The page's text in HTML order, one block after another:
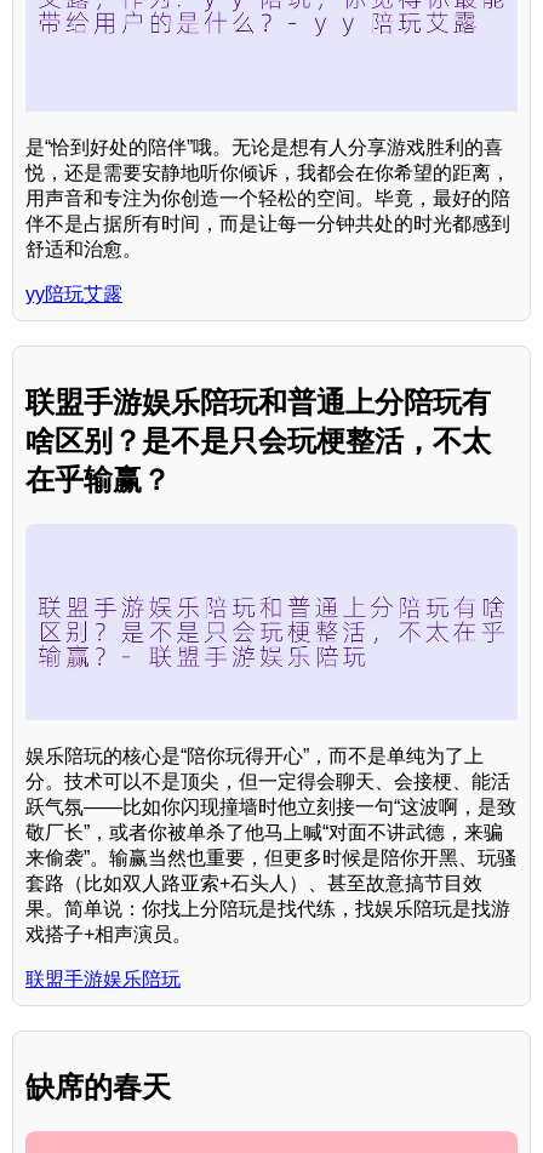
是“恰到好处的陪伴”哦。无论是想有人分享游戏胜利的喜
悦，还是需要安静地听你倾诉，我都会在你希望的距离，
用声音和专注为你创造一个轻松的空间。毕竟，最好的陪
伴不是占据所有时间，而是让每一分钟共处的时光都感到
舒适和治愈。
yy陪玩艾露
联盟手游娱乐陪玩和普通上分陪玩有
啥区别？是不是只会玩梗整活，不太
在乎输赢？
娱乐陪玩的核心是“陪你玩得开心”，而不是单纯为了上
分。技术可以不是顶尖，但一定得会聊天、会接梗、能活
跃气氛——比如你闪现撞墙时他立刻接一句“这波啊，是致
敬厂长”，或者你被单杀了他马上喊“对面不讲武德，来骗
来偷袭”。输赢当然也重要，但更多时候是陪你开黑、玩骚
套路（比如双人路亚索+石头人）、甚至故意搞节目效
果。简单说：你找上分陪玩是找代练，找娱乐陪玩是找游
戏搭子+相声演员。
联盟手游娱乐陪玩
缺席的春天